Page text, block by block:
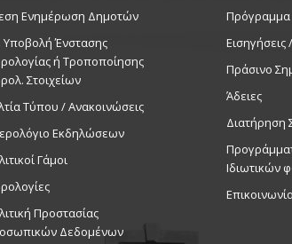
Ενημέρωση Δημοτών
Υποβολή Ένστασης
ή Τροποποίησης
Στοιχείων
Τύπου / Ανακοινώσεις
Εκδηλώσεων
Γάμοι
Προστασίας
Δεδομένων
Πρόγραμμα
Πράσινο
Άδειες
Διατήρηση
Ιδιωτικών